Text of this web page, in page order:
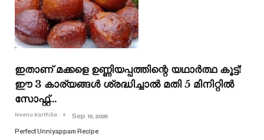
ഇതാണ് മക്കളെ ഉണ്ണിയപ്പത്തിന്റെ യഥാർത്ഥ കൂട്ട്!
ഈ 3 കാര്യങ്ങൾ ശ്രദ്ധിച്ചാൽ മതി 5 മിനിറ്റിൽ
സോഫ്റ്റ്…
Neenu Karthika Sep 15, 2025
Perfect Unniyappam Recipe